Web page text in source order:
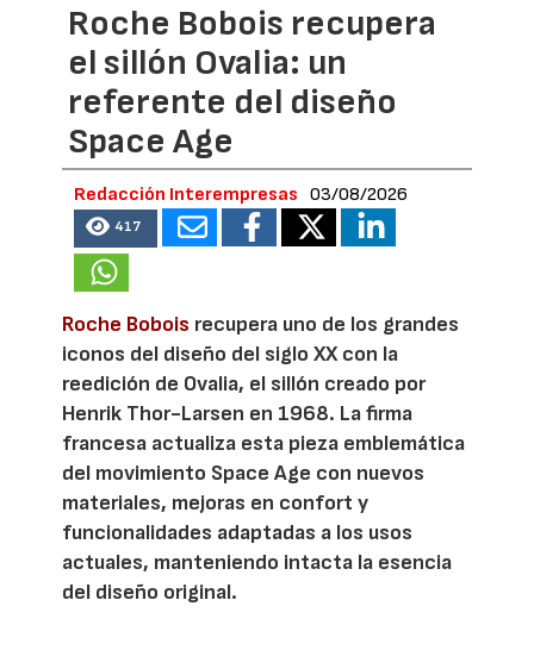
Roche Bobois recupera
el sillón Ovalia: un
referente del diseño
Space Age
Redacción Interempresas 03/08/2026
417
Roche Bobois recupera uno de los grandes
iconos del diseño del siglo XX con la
reedición de Ovalia, el sillón creado por
Henrik Thor-Larsen en 1968. La firma
francesa actualiza esta pieza emblemática
del movimiento Space Age con nuevos
materiales, mejoras en confort y
funcionalidades adaptadas a los usos
actuales, manteniendo intacta la esencia
del diseño original.